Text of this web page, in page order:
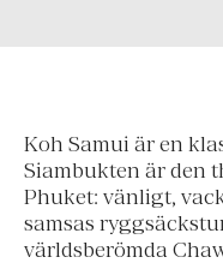
Koh Samui är en
Siambukten är den
Phuket: vänligt,
samsas
världsberömda